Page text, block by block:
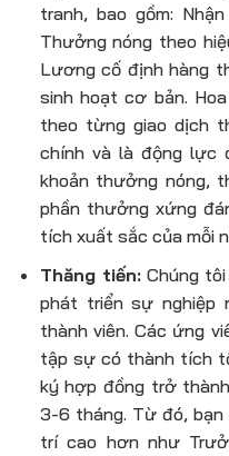
tranh, bao gồm: Nhận
Thưởng nóng theo
Lươngcố định hàng
sinh hoạt cơ bản.
theo từng giao dịch
chính và là động lực
khoản thưởng nóng,
phần thưởng xứng
tích xuất sắc của mỗi
Thăng tiến:Chúng
phát triển sự nghiệp
thành viên. Các ứng
tập sựcó thành tích
ký hợp đồng trở
3-6 tháng. Từ đó,
trí cao hơn như